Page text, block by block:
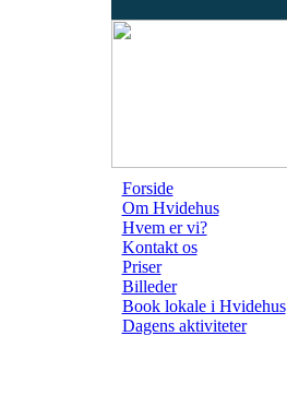
Forside
Om Hvidehus
Hvem er vi?
Kontakt os
Priser
Billeder
Book lokale i Hvidehus
Dagens aktiviteter